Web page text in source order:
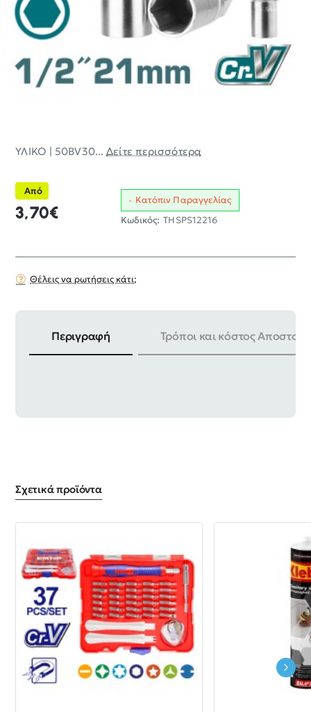
ΥΛΙΚΟ | 50BV30...Δείτε περισσότερα
Από
3,70€
Κατόπιν Παραγγελίας
Κωδικός: THSPS12216
Θέλεις να ρωτήσεις κάτι;
Περιγραφή Τρόποι και κόστος
ΥΛΙΚΟ | 50BV30
Σχετικά προϊόντα